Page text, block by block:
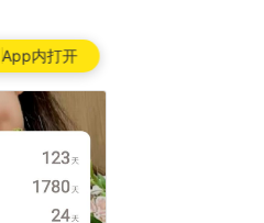
App内打开